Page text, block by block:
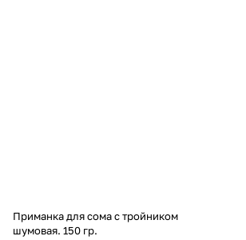
Приманка для сома с тройником
шумовая. 150 гр.